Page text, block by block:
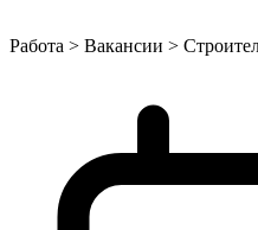
Работа > Вакансии >